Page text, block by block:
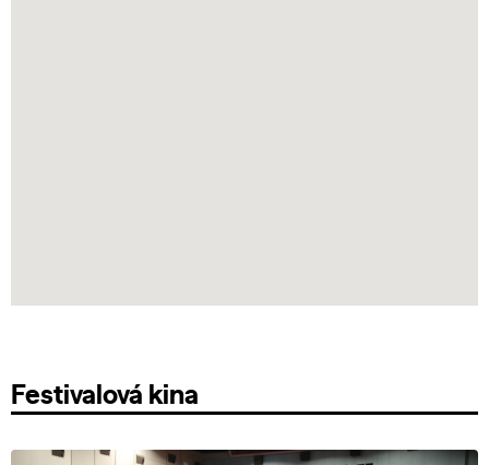
Festivalová kina